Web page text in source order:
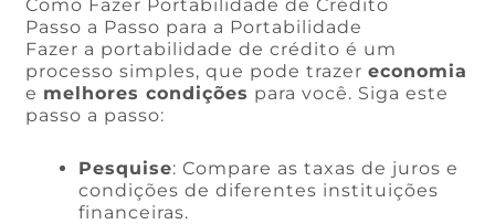
Como Fazer Portabilidade de Crédito
Passo a Passo para a Portabilidade
Fazer a portabilidade de crédito é um
processo simples, que pode trazereconomia
e melhores condições para você. Siga este
passo a passo:
Pesquise: Compare as taxas de juros e
condições de diferentes instituições
financeiras.